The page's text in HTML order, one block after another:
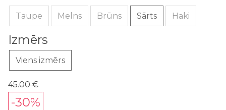
45.00 €
-30%
Taupe Melns Brūns Sārts Haki
Izmērs
Viens izmērs